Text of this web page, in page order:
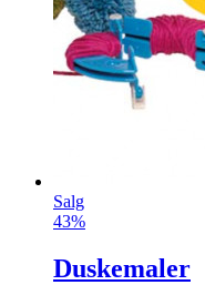
Salg
43%
Duskemaler